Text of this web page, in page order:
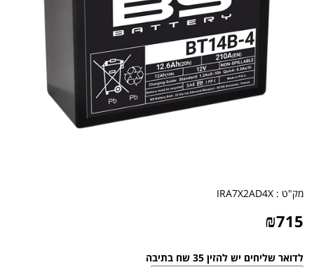
מק"ט : IRA7X2AD4X
₪715
לדואר שליחים יש להזין 35 שח בתיבה